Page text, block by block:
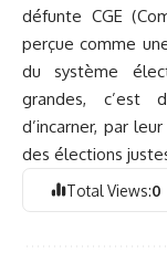
défunte CGE
perçue comme
du système
grandes, c’est
d’incarner, par
des élections
Total Views:0